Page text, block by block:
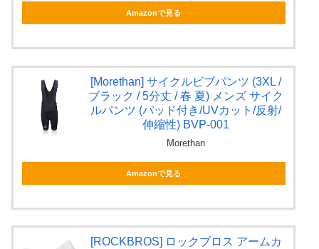
Amazonで見る
[Morethan] サイクルビブパンツ (3XL /
ブラック / 5分丈 / 春 夏) メンズ サイク
ルパンツ (パッド付き/UVカット/反射/
伸縮性) BVP-001
Morethan
Amazonで見る
[ROCKBROS] ロックブロス アームカ